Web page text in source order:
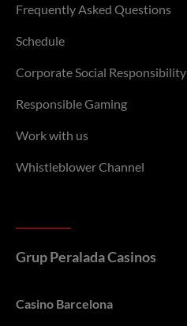
Frequently Asked Questions
Schedule
Corporate Social Responsibility
Responsible Gaming
Work with us
Whistleblower Channel
Grup Peralada Casinos
Casino Barcelona